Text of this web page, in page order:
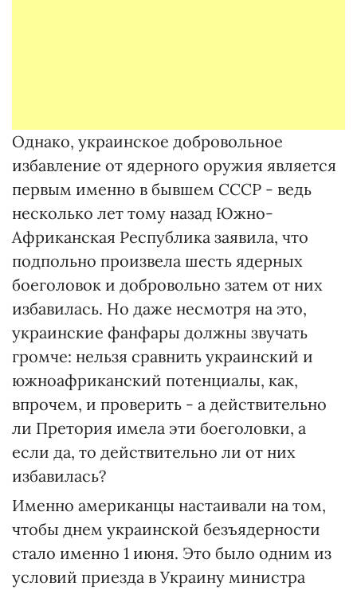
Однако, украинское добровольное
избавление от ядерного оружия является
первым именно в бывшем СССР - ведь
несколько лет тому назад Южно-
Африканская Республика заявила, что
подпольно произвела шесть ядерных
боеголовок и добровольно затем от них
избавилась. Но даже несмотря на это,
украинские фанфары должны звучать
громче: нельзя сравнить украинский и
южноафриканский потенциалы, как,
впрочем, и проверить - а действительно
ли Претория имела эти боеголовки, а
если да, то действительно ли от них
избавилась?
Именно американцы настаивали на том,
чтобы днем украинской безъядерности
стало именно 1 июня. Это было одним из
условий приезда в Украину министра